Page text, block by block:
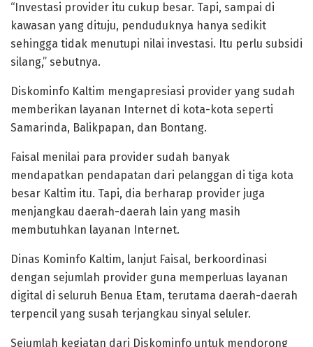
“Investasi provider itu cukup besar. Tapi, sampai di
kawasan yang dituju, penduduknya hanya sedikit
sehingga tidak menutupi nilai investasi. Itu perlu subsidi
silang,” sebutnya.
Diskominfo Kaltim mengapresiasi provider yang sudah
memberikan layanan Internet di kota-kota seperti
Samarinda, Balikpapan, dan Bontang.
Faisal menilai para provider sudah banyak
mendapatkan pendapatan dari pelanggan di tiga kota
besar Kaltim itu. Tapi, dia berharap provider juga
menjangkau daerah-daerah lain yang masih
membutuhkan layanan Internet.
Dinas Kominfo Kaltim, lanjut Faisal, berkoordinasi
dengan sejumlah provider guna memperluas layanan
digital di seluruh Benua Etam, terutama daerah-daerah
terpencil yang susah terjangkau sinyal seluler.
Sejumlah kegiatan dari Diskominfo untuk mendorong